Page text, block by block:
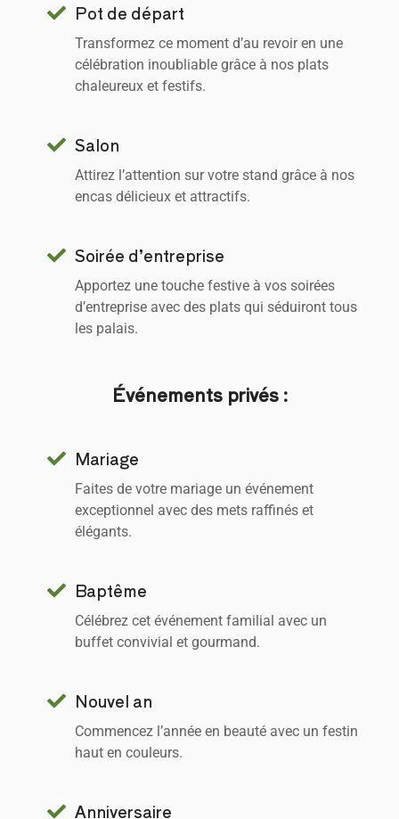
Pot de départ
Transformez ce moment d’au revoir en une
célébration inoubliable grâce à nos plats
chaleureux et festifs.
Salon
Attirez l’attention sur votre stand grâce à nos
encas délicieux et attractifs.
Soirée d’entreprise
Apportez une touche festive à vos soirées
d’entreprise avec des plats qui séduiront tous
les palais.
Événements privés :
Mariage
Faites de votre mariage un événement
exceptionnel avec des mets raffinés et
élégants.
Baptême
Célébrez cet événement familial avec un
buffet convivial et gourmand.
Nouvel an
Commencez l’année en beauté avec un festin
haut en couleurs.
Anniversaire